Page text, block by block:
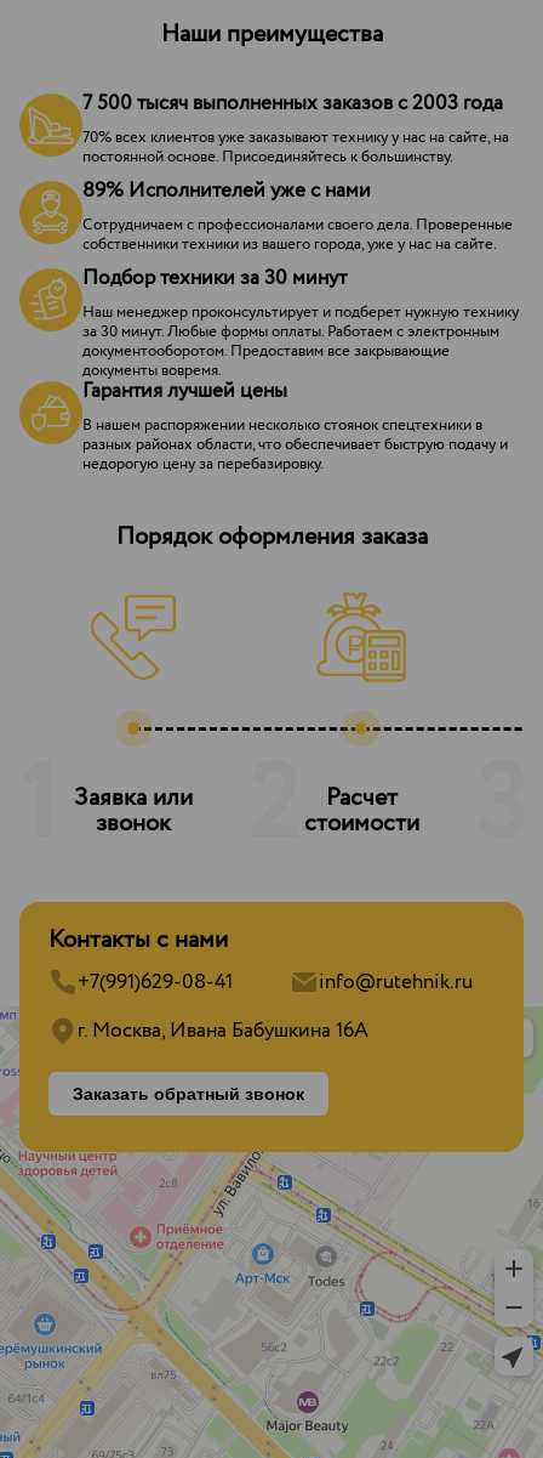
Наши преимущества
7 500 тысяч выполненных заказов с 2003 года
70% всех клиентов уже заказывают технику у нас на сайте, на
постоянной основе. Присоединяйтесь к большинству.
89% Исполнителей уже с нами
Сотрудничаем с профессионалами своего дела. Проверенные
собственники техники из вашего города, уже у нас на сайте.
Подбор техники за 30 минут
Наш менеджер проконсультирует и подберет нужную технику
за 30 минут. Любые формы оплаты. Работаем с электронным
документооборотом. Предоставим все закрывающие
документы вовремя.
Гарантия лучшей цены
В нашем распоряжении несколько стоянок спецтехники в
разных районах области, что обеспечивает быструю подачу и
недорогую цену за перебазировку.
Порядок оформления заказа
Заявка или
звонок
Расчет
стоимости
Контакты с нами
+7(991)629-08-41
info@rutehnik.ru
г. Москва, Ивана Бабушкина 16А
Заказать обратный звонок